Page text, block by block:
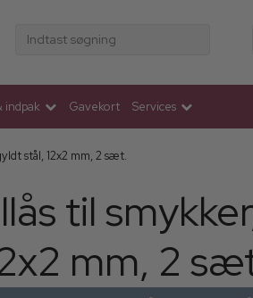
Indtast søgning
indpak Gavekort Services
stål, 12x2 mm, 2 sæt.
til
mm, 2